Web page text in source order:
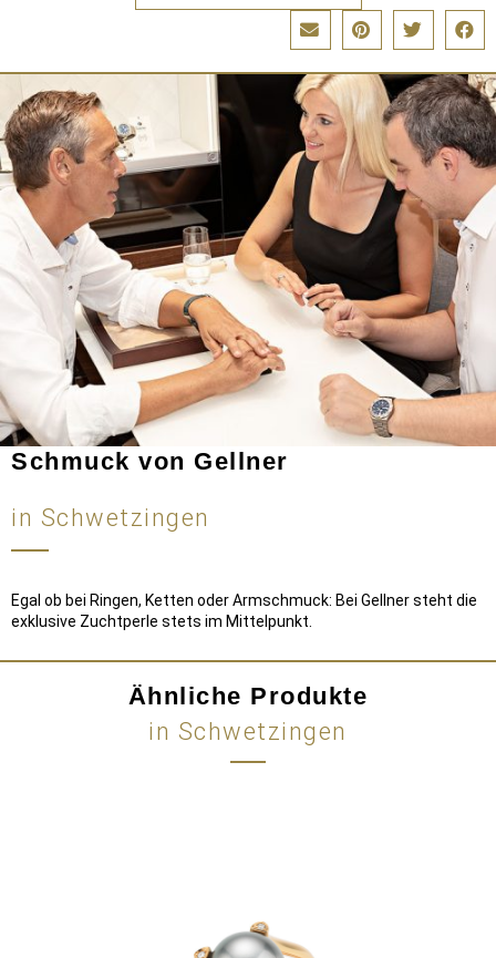
Schmuck von Gellner
in Schwetzingen
Egal ob bei Ringen, Ketten oder Armschmuck: Bei Gellner steht die
exklusive Zuchtperle stets im Mittelpunkt.
Ähnliche Produkte
in Schwetzingen